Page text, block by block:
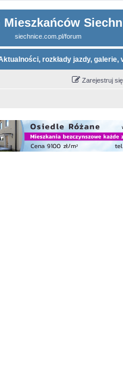
Mieszkańców
siechnice.com.pl/forum
rozkłady jazdy, galerie,
Zarejestruj się